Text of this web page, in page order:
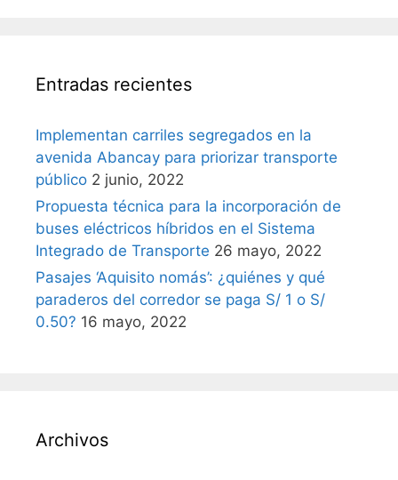
Entradas recientes
Implementan carriles segregados en la
avenida Abancay para priorizar transporte
público 2 junio, 2022
Propuesta técnica para la incorporación de
buses eléctricos híbridos en el Sistema
Integrado de Transporte 26 mayo, 2022
Pasajes ‘Aquisito nomás’: ¿quiénes y qué
paraderos del corredor se paga S/ 1 o S/
0.50? 16 mayo, 2022
Archivos